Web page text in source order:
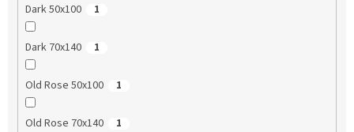
Dark 50x100 1
Dark 70x140 1
Old Rose 50x100 1
Old Rose 70x140 1